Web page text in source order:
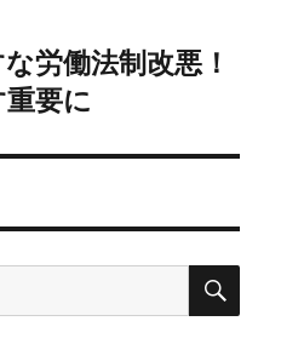
労働法制改悪！
要に
検